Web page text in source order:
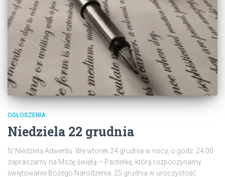
OGŁOSZENIA
Niedziela 22 grudnia
IV Niedziela Adwentu. We wtorek 24 grudnia w nocy, o godz. 24.00
zapraszamy na Mszę świętą – Pasterkę, którą rozpoczynamy
świętowanie Bożego Narodzenia. 25 grudnia w uroczystość